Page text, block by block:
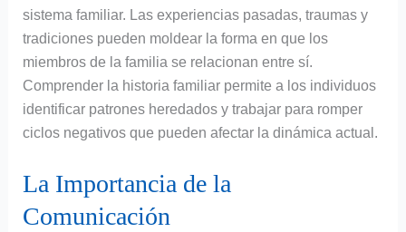
sistema familiar. Las experiencias pasadas, traumas y
tradiciones pueden moldear la forma en que los
miembros de la familia se relacionan entre sí.
Comprender la historia familiar permite a los individuos
identificar patrones heredados y trabajar para romper
ciclos negativos que pueden afectar la dinámica actual.
La Importancia de la
Comunicación